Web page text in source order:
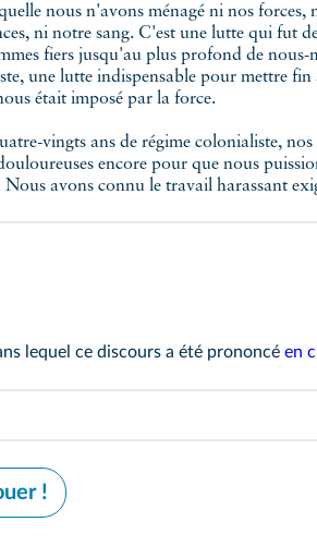
nous n'avons ménagé ni nos forces,
ni notre sang. C'est une lutte qui fut
fiers jusqu'au plus profond de nous-
une lutte indispensable pour mettre fin
était imposé par la force.
colonialiste, nos blessures
Nous avons connu le travail harassant
Découvrez le contexte dans lequel ce discours a été prononcé en
!